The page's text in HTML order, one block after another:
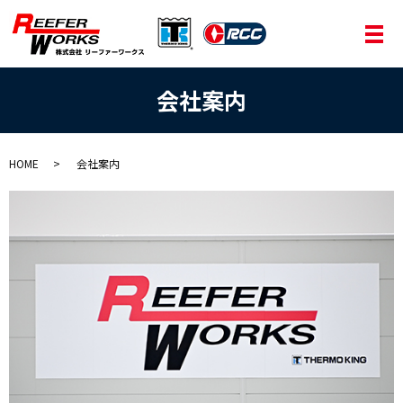
メ
会社案内
HOME 会社案内